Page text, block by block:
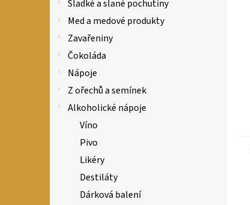
Sladké a slané pochutiny
Med a medové produkty
Zavařeniny
Čokoláda
Nápoje
Z ořechů a semínek
Alkoholické nápoje
Víno
Pivo
Likéry
Destiláty
Dárková balení